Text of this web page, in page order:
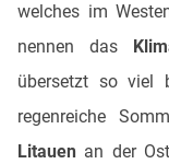
welches im
nennen das
übersetzt so viel
regenreiche
Litauen an der